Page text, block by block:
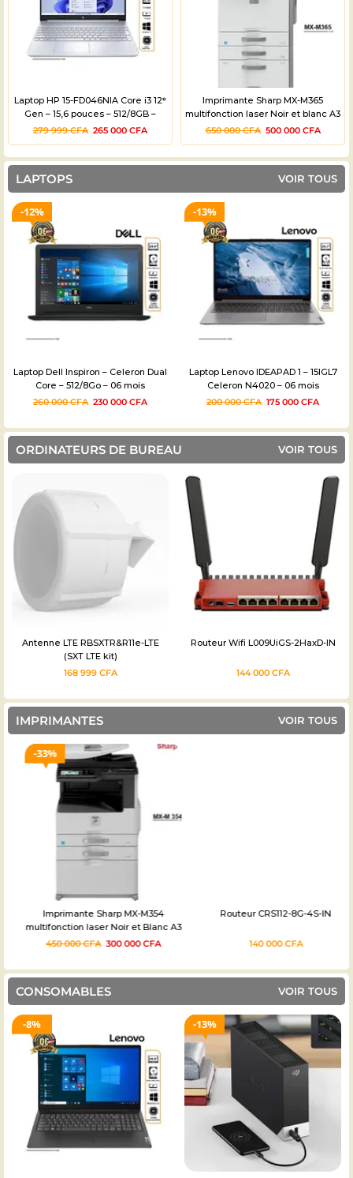
Laptop HP 15-FD046NIA Core i3 12ᵉ
Gen – 15,6 pouces – 512/8GB –
06mois
279 999CFA 265 000 CFA
Imprimante Sharp MX-M365
multifonction laser Noir et blanc A3
Occasion – 03 mois
650 000CFA 500 000 CFA
LAPTOPS VOIR TOUS
12%
Laptop Dell Inspiron – Celeron Dual
Core – 512/8Go – 06 mois
260 000CFA 230 000 CFA
13%
Laptop Lenovo IDEAPAD 1 – 15IGL7
Celeron N4020 – 06 mois
200 000CFA 175 000 CFA
ORDINATEURS DE BUREAU VOIR TOUS
Antenne LTE RBSXTR&R11e-LTE
(SXT LTE kit)
168 999 CFA
Routeur Wifi L009UiGS-2HaxD-IN
144 000 CFA
IMPRIMANTES VOIR TOUS
33%
Imprimante Sharp MX-M354
multifonction laser Noir et Blanc A3
Occasion – 03 mois
450 000CFA 300 000CFA
Routeur CRS112-8G-4S-IN
140 000CFA
CONSOMABLES VOIR TOUS
13% 7%